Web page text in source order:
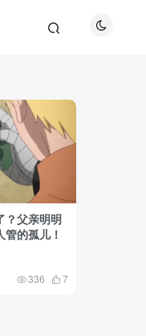
？父亲明明
的孤儿！
336 7